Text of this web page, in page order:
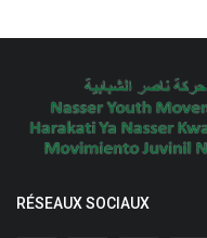
RÉSEAUX SOCIAUX